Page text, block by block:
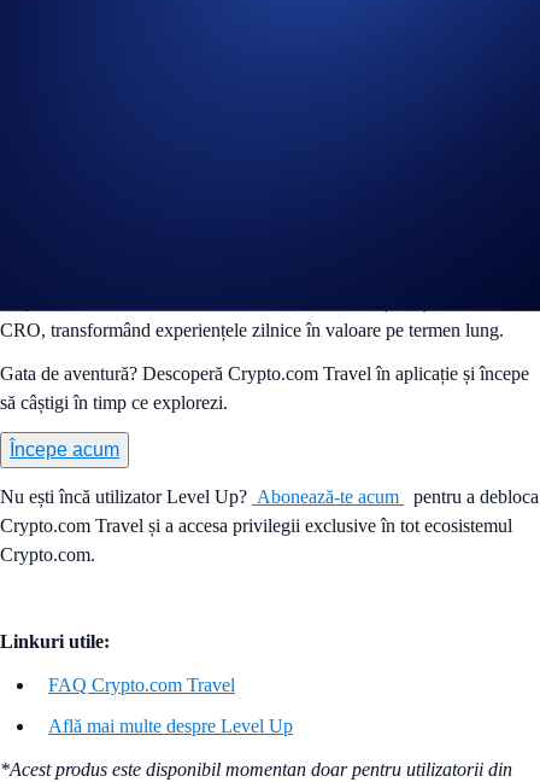
CRO, transformând experiențele zilnice în valoare pe termen lung.
Gata de aventură? Descoperă Crypto.com Travel în aplicație și începe
să câștigi în timp ce explorezi.
Începe acum
Nu ești încă utilizator Level Up? Abonează-te acum
pentru a debloca
Crypto.com Travel și a accesa privilegii exclusive în tot ecosistemul
Crypto.com.
Linkuri utile:
FAQ Crypto.com Travel
Află mai multe despre Level Up
*Acest produs este disponibil momentan doar pentru utilizatorii din